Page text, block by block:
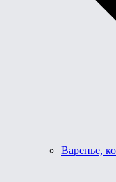
Варенье,